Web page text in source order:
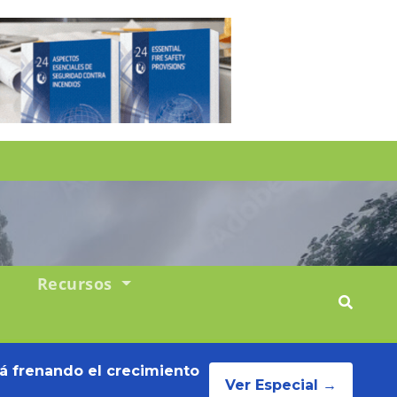
Recursos
frenando el crecimiento
Ver Especial →